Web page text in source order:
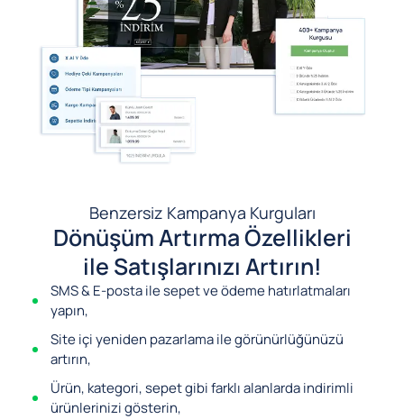
Benzersiz Kampanya Kurguları
Dönüşüm Artırma Özellikleri
ile Satışlarınızı Artırın!
SMS & E-posta ile sepet ve ödeme hatırlatmaları
yapın,
Site içi yeniden pazarlama ile görünürlüğünüzü
artırın,
Ürün, kategori, sepet gibi farklı alanlarda indirimli
ürünlerinizi gösterin,